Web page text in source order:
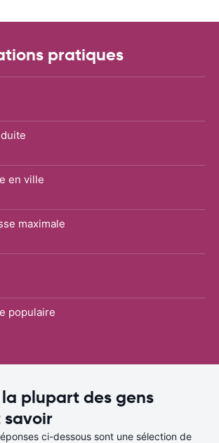
pratiques
en ville
maximale
populaire
plupart des gens
ci-dessous sont une sélection de